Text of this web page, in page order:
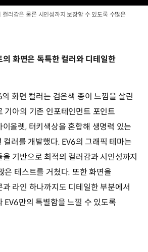
컬러감은 물론 시인성까지 보장할 수 있도록 수많은
화면은 독특한 컬러와 디테일한
의 화면 컬러는 검은색 종이 느낌을 살린
기아의 기존 인포테인먼트 포인트
올렛, 터키색상을 혼합해 생명력 있는
컬러를 개발했다. EV6의 그래픽 테마는
기반으로 최적의 컬러감과 시인성까지
은 테스트를 거쳤다. 또한 화면을
라인 하나까지도 디테일한 부분에서
EV6만의 특별함을 느낄 수 있도록